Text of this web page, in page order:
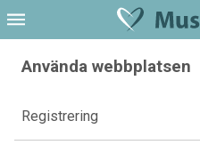
Använda webbplatsen
Registrering